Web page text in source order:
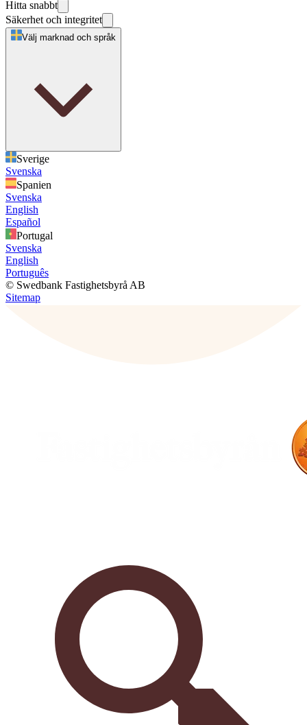
Hitta snabbt
Säkerhet och integritet
Välj marknad och språk
Sverige
Svenska
Spanien
Svenska
English
Español
Portugal
Svenska
English
Português
© Swedbank Fastighetsbyrå AB
Sitemap